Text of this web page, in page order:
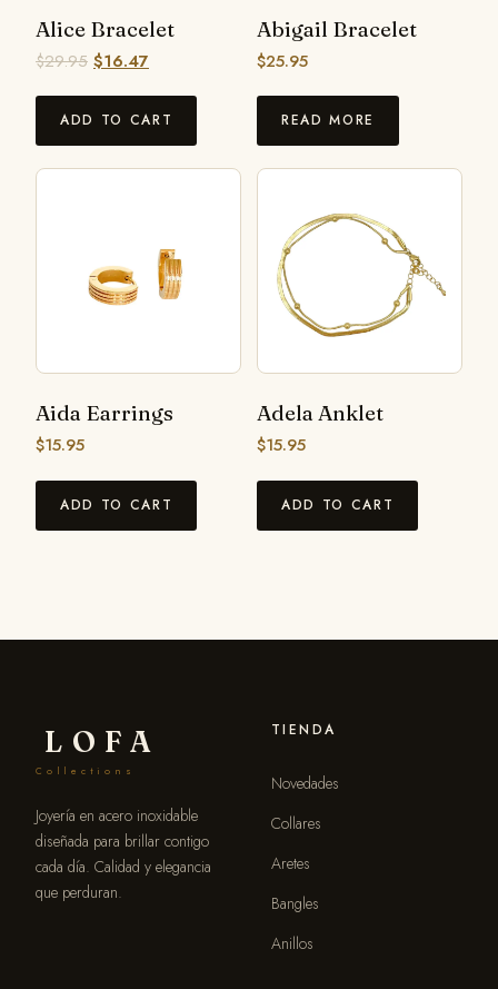
Alice Bracelet
$29.95 $16.47
ADD TO CART
Abigail Bracelet
$25.95
READ MORE
Aida Earrings
$15.95
ADD TO CART
Adela Anklet
$15.95
ADD TO CART
LOFA
Collections
Joyería en acero inoxidable
diseñada para brillar contigo
cada día. Calidad y elegancia
que perduran.
TIENDA
Novedades
Collares
Aretes
Bangles
Anillos